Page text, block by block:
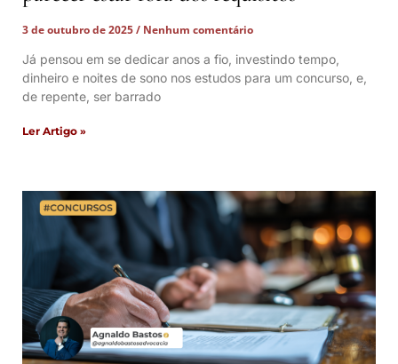
3 de outubro de 2025
Nenhum comentário
Já pensou em se dedicar anos a fio, investindo tempo,
dinheiro e noites de sono nos estudos para um concurso, e,
de repente, ser barrado
Ler Artigo »